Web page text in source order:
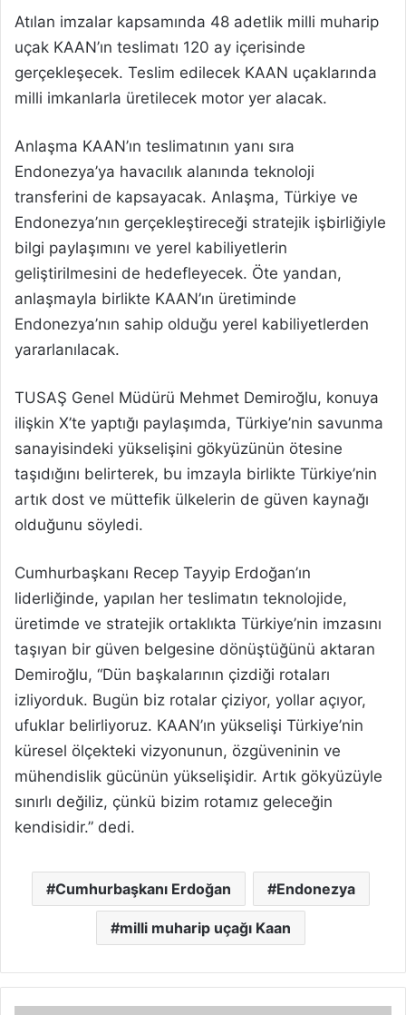
Atılan imzalar kapsamında 48 adetlik milli muharip
uçak KAAN’ın teslimatı 120 ay içerisinde
gerçekleşecek. Teslim edilecek KAAN uçaklarında
milli imkanlarla üretilecek motor yer alacak.
Anlaşma KAAN’ın teslimatının yanı sıra
Endonezya’ya havacılık alanında teknoloji
transferini de kapsayacak. Anlaşma, Türkiye ve
Endonezya’nın gerçekleştireceği stratejik işbirliğiyle
bilgi paylaşımını ve yerel kabiliyetlerin
geliştirilmesini de hedefleyecek. Öte yandan,
anlaşmayla birlikte KAAN’ın üretiminde
Endonezya’nın sahip olduğu yerel kabiliyetlerden
yararlanılacak.
TUSAŞ Genel Müdürü Mehmet Demiroğlu, konuya
ilişkin X’te yaptığı paylaşımda, Türkiye’nin savunma
sanayisindeki yükselişini gökyüzünün ötesine
taşıdığını belirterek, bu imzayla birlikte Türkiye’nin
artık dost ve müttefik ülkelerin de güven kaynağı
olduğunu söyledi.
Cumhurbaşkanı Recep Tayyip Erdoğan’ın
liderliğinde, yapılan her teslimatın teknolojide,
üretimde ve stratejik ortaklıkta Türkiye’nin imzasını
taşıyan bir güven belgesine dönüştüğünü aktaran
Demiroğlu, “Dün başkalarının çizdiği rotaları
izliyorduk. Bugün biz rotalar çiziyor, yollar açıyor,
ufuklar belirliyoruz. KAAN’ın yükselişi Türkiye’nin
küresel ölçekteki vizyonunun, özgüveninin ve
mühendislik gücünün yükselişidir. Artık gökyüzüyle
sınırlı değiliz, çünkü bizim rotamız geleceğin
kendisidir.” dedi.
Cumhurbaşkanı Erdoğan Endonezya
milli muharip uçağı Kaan